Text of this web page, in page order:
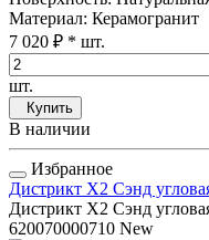
Материал: Керамогранит
7 020 ₽ * шт.
шт.
Купить
В наличии
Избранное
Дистрикт Х2 Сэнд
Дистрикт Х2 Сэнд
620070000710 New